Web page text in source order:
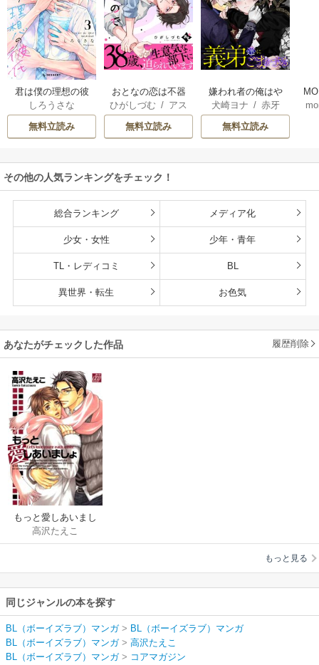
君は僕の理想の彼
氏
しろうさな
無料立読み
おとなの恋は不器
用なので
ひがしづむ / アス
ティル編集部
無料立読み
嫌われ者の俺はや
り直しの世界で義
弟達にごまをする
（分冊版）
犬崎ヨナ / 赤牙
無料立読み
その他の人気ランキングをチェック！
総合ランキング メディア化
少女・女性 少年・青年
TL・レディコミ BL
異世界・転生 お色気
あなたがチェックした作品 履歴削除
もっと愛しあいまし
ょ
高沢たえこ
もっと見る
同じジャンルの本を探す
BL（ボーイズラブ）マンガ> BL（ボーイズラブ）マンガ
BL（ボーイズラブ）マンガ> 高沢たえこ
BL（ボーイズラブ）マンガ> コアマガジン